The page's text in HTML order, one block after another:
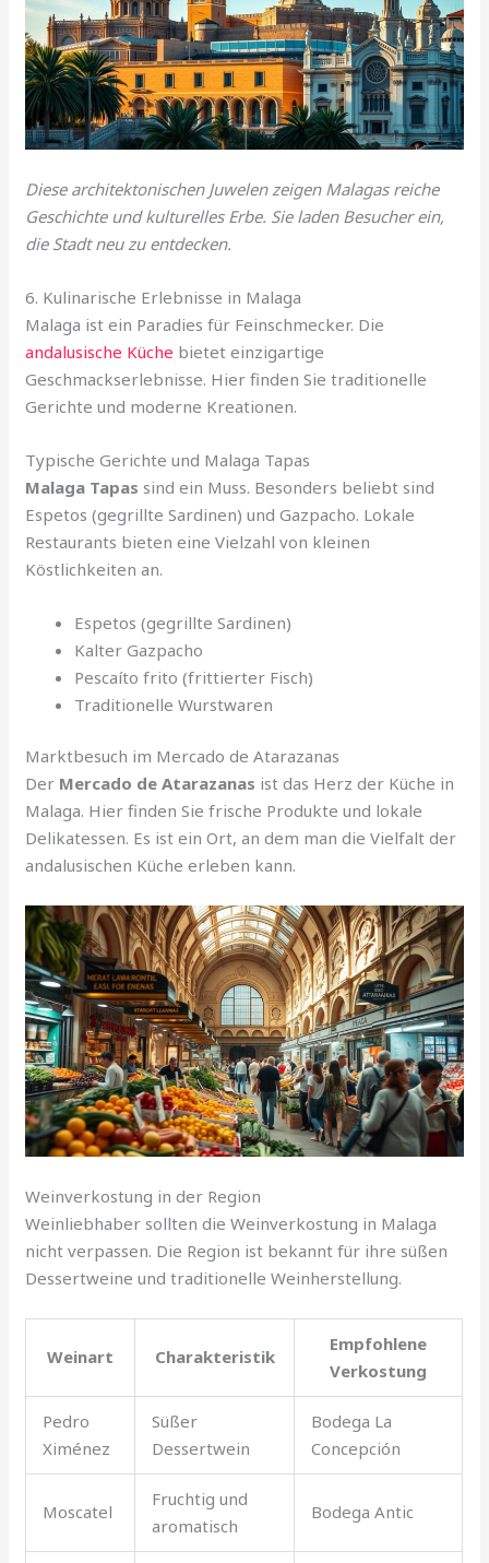
Diese architektonischen Juwelen zeigen Malagas reiche
Geschichte und kulturelles Erbe. Sie laden Besucher ein,
die Stadt neu zu entdecken.
6. Kulinarische Erlebnisse in Malaga
Malaga ist ein Paradies für Feinschmecker. Die
andalusische Küche bietet einzigartige
Geschmackserlebnisse. Hier finden Sie traditionelle
Gerichte und moderne Kreationen.
Typische Gerichte und Malaga Tapas
Malaga Tapas sind ein Muss. Besonders beliebt sind
Espetos (gegrillte Sardinen) und Gazpacho. Lokale
Restaurants bieten eine Vielzahl von kleinen
Köstlichkeiten an.
Espetos (gegrillte Sardinen)
Kalter Gazpacho
Pescaíto frito (frittierter Fisch)
Traditionelle Wurstwaren
Marktbesuch im Mercado de Atarazanas
Der Mercado de Atarazanas ist das Herz der Küche in
Malaga. Hier finden Sie frische Produkte und lokale
Delikatessen. Es ist ein Ort, an dem man die Vielfalt der
andalusischen Küche erleben kann.
Weinverkostung in der Region
Weinliebhaber sollten die Weinverkostung in Malaga
nicht verpassen. Die Region ist bekannt für ihre süßen
Dessertweine und traditionelle Weinherstellung.
Weinart Charakteristik
Empfohlene
Verkostung
Pedro
Ximénez
Süßer
Dessertwein
Bodega La
Concepción
Moscatel
Fruchtig und
aromatisch
Bodega Antic